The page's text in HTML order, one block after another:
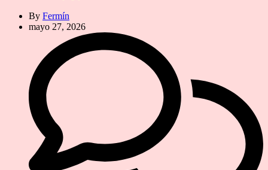
By Fermín
mayo 27, 2026